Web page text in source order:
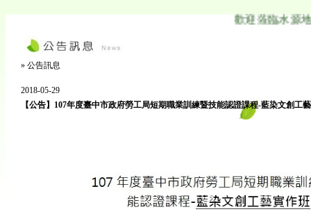
» 公告訊息
2018-05-29
【公告】107年度臺中市政府勞工局短期職業訓練暨技能認證課程-藍染文創工